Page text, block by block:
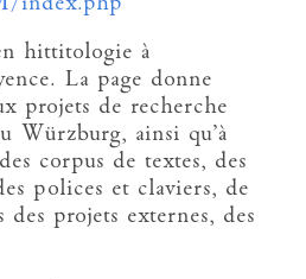
hittitologie à
La page donne
projets de recherche
Würzburg, ainsi qu’à
corpus de textes, des
polices et claviers, de
des projets externes, des